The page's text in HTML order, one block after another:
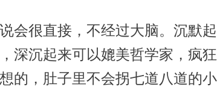
会很直接，不经过大脑。沉默
深沉起来可以媲美哲学家，疯
的，肚子里不会拐七道八道的